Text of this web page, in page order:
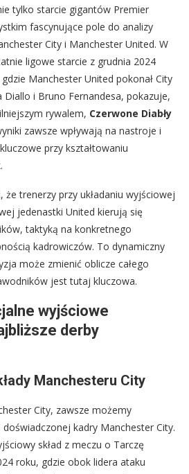
tylko starcie gigantów Premier
fascynujące pole do analizy
City i Manchester United. W
ligowe starcie z grudnia 2024
Manchester United pokonał City
Diallo i Bruno Fernandesa, pokazuje,
rywalem, Czerwone Diabły
zawsze wpływają na nastroje i
przy kształtowaniu
trenerzy przy układaniu wyjściowej
jedenastki United kierują się
taktyką na konkretnego
kadrowiczów. To dynamiczny
może zmienić oblicze całego
jest tutaj kluczowa.
wyjściowe
derby
Manchesteru City
City, zawsze możemy
kadry Manchester City.
skład z meczu o Tarczę
roku, gdzie obok lidera ataku